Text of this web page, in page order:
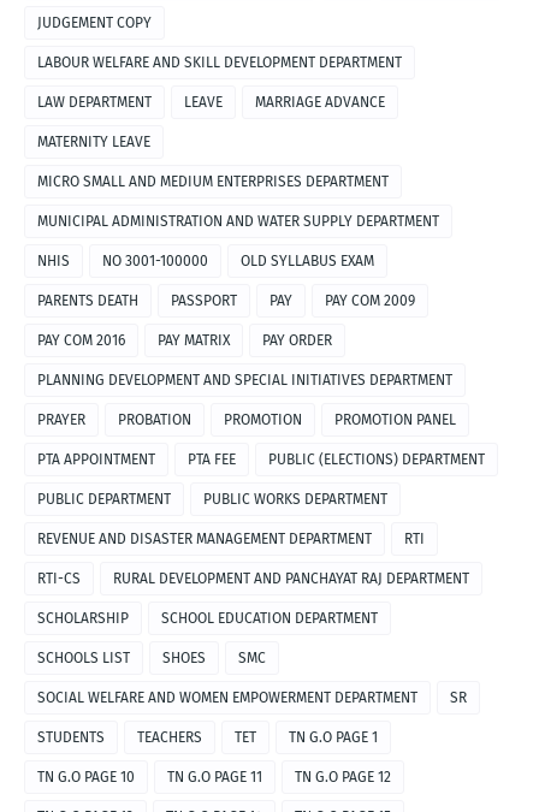
JUDGEMENT COPY
LABOUR WELFARE AND SKILL DEVELOPMENT DEPARTMENT
LAW DEPARTMENT LEAVE MARRIAGE ADVANCE
MATERNITY LEAVE
MICRO SMALL AND MEDIUM ENTERPRISES DEPARTMENT
MUNICIPAL ADMINISTRATION AND WATER SUPPLY DEPARTMENT
NHIS NO 3001-100000 OLD SYLLABUS EXAM
PARENTS DEATH PASSPORT PAY PAY COM 2009
PAY COM 2016 PAY MATRIX PAY ORDER
PLANNING DEVELOPMENT AND SPECIAL INITIATIVES DEPARTMENT
PRAYER PROBATION PROMOTION PROMOTION PANEL
PTA APPOINTMENT PTA FEE PUBLIC (ELECTIONS) DEPARTMENT
PUBLIC DEPARTMENT PUBLIC WORKS DEPARTMENT
REVENUE AND DISASTER MANAGEMENT DEPARTMENT RTI
RTI-CS RURAL DEVELOPMENT AND PANCHAYAT RAJ DEPARTMENT
SCHOLARSHIP SCHOOL EDUCATION DEPARTMENT
SCHOOLS LIST SHOES SMC
SOCIAL WELFARE AND WOMEN EMPOWERMENT DEPARTMENT SR
STUDENTS TEACHERS TET TN G.O PAGE 1
TN G.O PAGE 10 TN G.O PAGE 11 TN G.O PAGE 12